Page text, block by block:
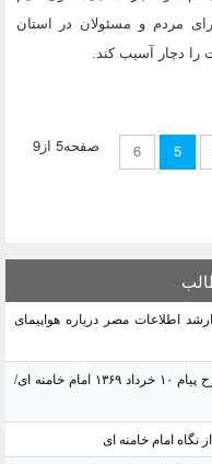
مردم و مسئولان در استان
را دچار آسیب کند.
صفحه5 از9 5
6
اطلاعات مصر درباره هواپیمای
منشور گفتمان امام و انقلاب - 7 /بخش دوم : شرح پیام ۱۰ خرداد ۱۳۶۹ امام خامنه ای/
امام خامنه ای